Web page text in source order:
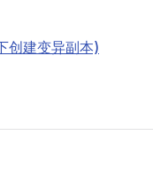
创建变异副本)